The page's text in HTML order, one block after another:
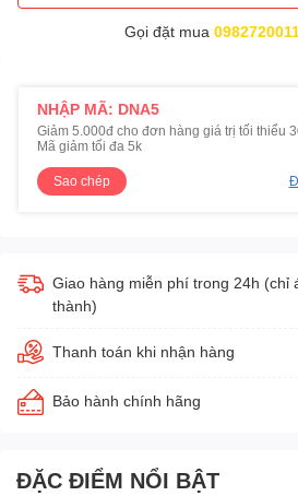
Gọi đặt mua
NHẬP MÃ: DNA5
Giảm 5.000đ cho đơn hàng giá trị tối thiểu
Mã giảm tối đa 5k
Sao chép
Giao hàng miễn phí trong 24h (chỉ
thành)
Thanh toán khi nhận hàng
Bảo hành chính hãng
ĐẶC ĐIỂM NỔI BẬT